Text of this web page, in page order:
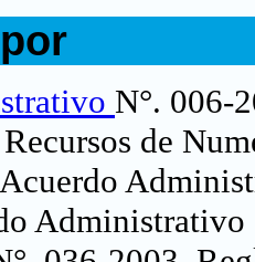
N°. 006-
de